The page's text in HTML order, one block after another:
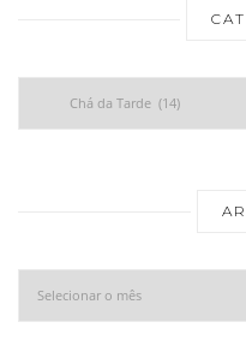
Categorias